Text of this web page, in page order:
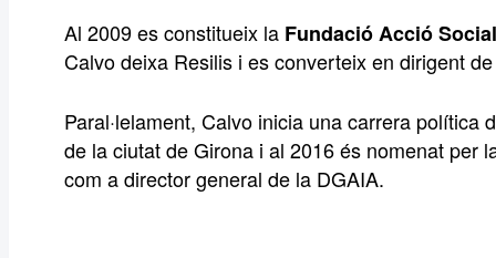
Al 2009 es constitueix la Fundació Acció
Calvo deixa Resilis i es converteix en dirigent
Paral·lelament, Calvo inicia una carrera política
de la ciutat de Girona i al 2016 és nomenat per
com a director general de la DGAIA.